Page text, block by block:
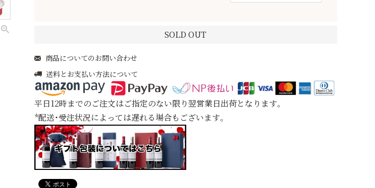
SOLD OUT
商品についてのお問い合わせ
送料とお支払い方法について
平日12時までのご注文はご指定のない限り翌営業日出荷となります。
*配送・受注状況によっては遅れる場合もございます。